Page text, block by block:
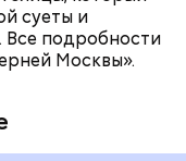
суеты и
Все подробности
Москвы».